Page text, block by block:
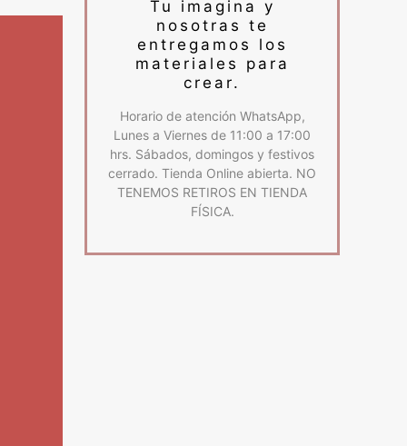
Tu imagina y
nosotras te
entregamos los
materiales para
crear.
Horario de atención WhatsApp,
Lunes a Viernes de 11:00 a 17:00
hrs. Sábados, domingos y festivos
cerrado. Tienda Online abierta. NO
TENEMOS RETIROS EN TIENDA
FÍSICA.